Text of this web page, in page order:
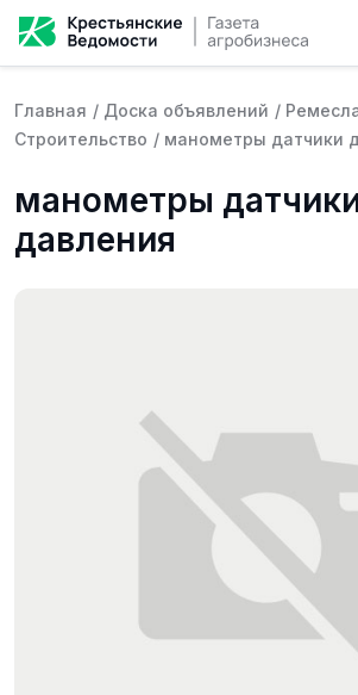
Главная / Доска объявлений /
Строительство / манометры датчики
манометры
давления